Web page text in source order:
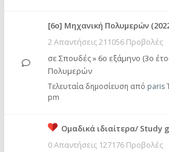
[6o] Mηχανική Πολυμερών
2 Απαντήσεις 211056 Προβολές
σε Σπουδές» 6ο εξάμηνο (3ο
Πολυμερών
Τελευταία δημοσίευση από paris
pm
Ομαδικά ιδιαίτερα/ Study
0 Απαντήσεις 127176 Προβολές